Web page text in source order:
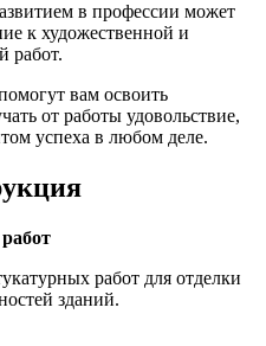
в профессии может
к художественной и
работ.
вам освоить
от работы удовольствие,
успеха в любом деле.
работ для отделки
зданий.